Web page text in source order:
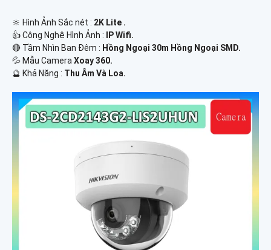
🔆 Hình Ảnh Sắc nét : 2K Lite .
👍 Công Nghệ Hình Ảnh :
IP Wifi.
🔴 Tầm Nhìn Ban Đêm : Hồng Ngoại 30m Hồng Ngoại SMD.
💦 Mẫu CameraXoay 360.
️🔮 Khả Năng : Thu Âm Và Loa.